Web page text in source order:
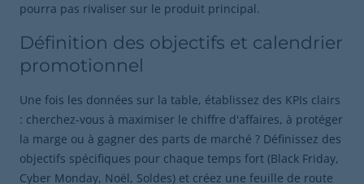
pourra pas rivaliser sur le produit principal.
Définition des objectifs et calendrier
promotionnel
Une fois les données sur la table, établissez des KPIs clairs
: cherchez-vous à maximiser le chiffre d'affaires, à protéger
la marge ou à gagner des parts de marché ? Définissez des
objectifs spécifiques pour chaque temps fort (Black Friday,
Cyber Monday, Noël, Soldes) et créez une feuille de route